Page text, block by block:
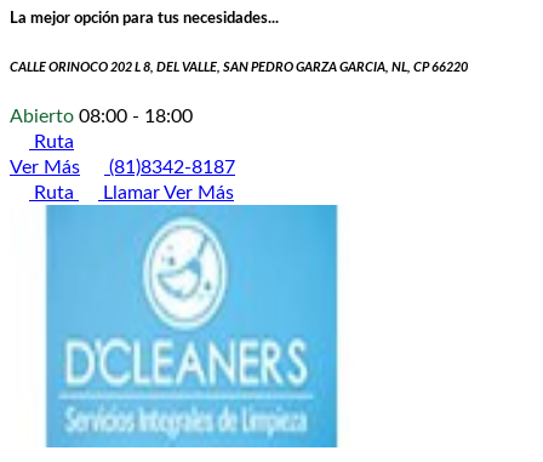
La mejor opción para tus necesidades...
CALLE ORINOCO 202 L 8, DEL VALLE, SAN PEDRO GARZA GARCIA, NL, CP 66220
Abierto 08:00 - 18:00
Ruta
Ver Más
(81)8342-8187
Ruta
LlamarVer Más